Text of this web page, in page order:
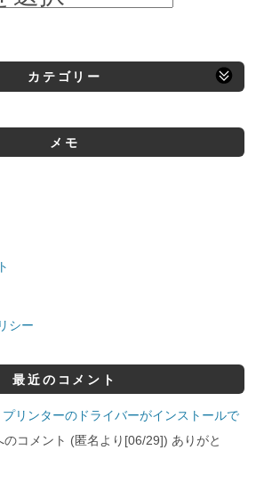
カテゴリー
メモ
シー
最近のコメント
リンターのドライバーがインストールで
のコメント (匿名より[06/29]) ありがと